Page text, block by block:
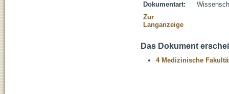
Dokumentart:
Zur
Langanzeige
Das Dokument
4 Medizinische